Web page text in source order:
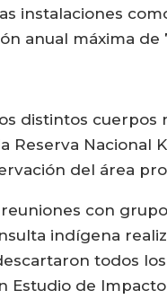
instalaciones
anual máxima
distintos
Nacional
del área
con
indígena
todos
de